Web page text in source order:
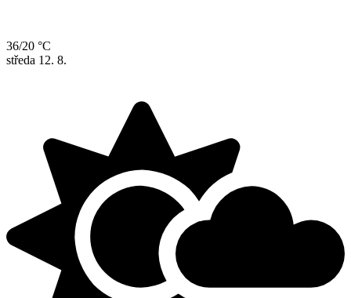
36/20 °C
středa 12. 8.